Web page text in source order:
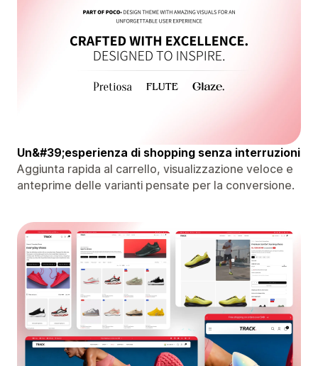
Un&#39;esperienza di shopping senza interruzioni
Aggiunta rapida al carrello, visualizzazione veloce e
anteprime delle varianti pensate per la conversione.